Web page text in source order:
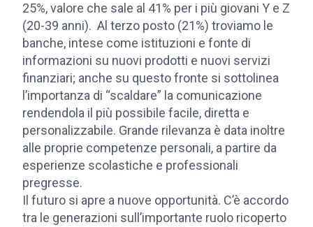
25%, valore che sale al 41% per i più giovani Y e Z
(20-39 anni). Al terzo posto (21%) troviamo le
banche, intese come istituzioni e fonte di
informazioni su nuovi prodotti e nuovi servizi
finanziari; anche su questo fronte si sottolinea
l’importanza di “scaldare” la comunicazione
rendendola il più possibile facile, diretta e
personalizzabile. Grande rilevanza è data inoltre
alle proprie competenze personali, a partire da
esperienze scolastiche e professionali
pregresse.
Il futuro si apre a nuove opportunità. C’è accordo
tra le generazioni sull’importante ruolo ricoperto